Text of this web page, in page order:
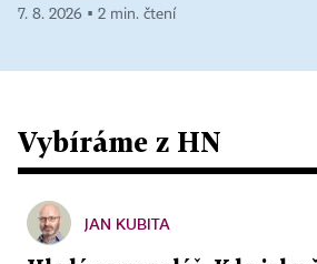
7. 8. 2026 ▪ 2 min. čtení
Vybíráme z HN
JAN KUBITA